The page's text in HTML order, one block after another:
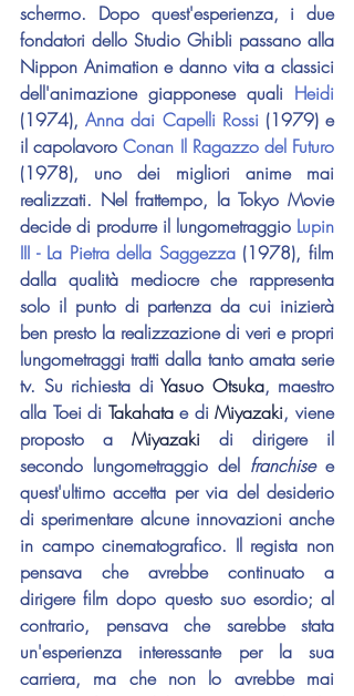
schermo. Dopo quest'esperienza, i due
fondatori dello Studio Ghibli passano alla
Nippon Animation e danno vita a classici
dell'animazione giapponese quali
(1974), Anna dai Capelli Rossi (1979) e
il capolavoro
(1978), uno dei migliori anime mai
realizzati. Nel frattempo, la Tokyo Movie
decide di produrre il lungometraggio Lupin
III - La Pietra della Saggezza (1978), film
dalla qualità mediocre che rappresenta
solo il punto di partenza da cui inizierà
ben presto la realizzazione di veri e propri
lungometraggi tratti dalla tanto amata serie
tv. Su richiesta di Yasuo Otsuka, maestro
alla Toei di Takahata e di Miyazaki, viene
proposto a Miyazaki di dirigere il
secondo lungometraggio del franchise e
quest'ultimo accetta per via del desiderio
di sperimentare alcune innovazioni anche
in campo cinematografico. Il regista non
pensava che avrebbe continuato a
dirigere film dopo questo suo esordio; al
contrario, pensava che sarebbe stata
un'esperienza interessante per la sua
carriera, ma che non lo avrebbe mai